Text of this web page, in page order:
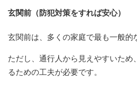
玄関前（防犯対策をすれば安心）
玄関前は、多くの家庭で最も一般的
ただし、通行人から見えやすいため
るための工夫が必要です。